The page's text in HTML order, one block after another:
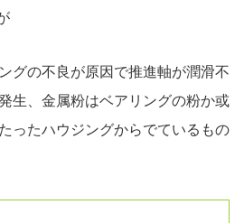
グの不良が原因で推進軸が潤滑不
生、金属粉はベアリングの粉か或
ったハウジングからでているもの